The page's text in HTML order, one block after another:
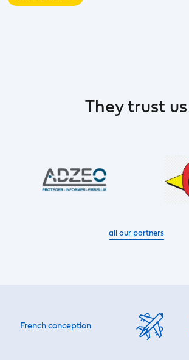
They trust us
all our partners
French conception